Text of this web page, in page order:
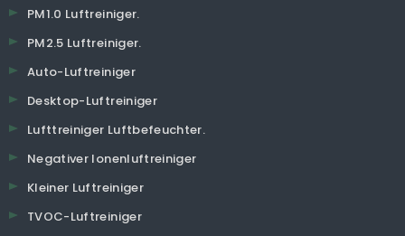
PM1.0 Luftreiniger.
PM2.5 Luftreiniger.
Auto-Luftreiniger
Desktop-Luftreiniger
Lufttreiniger Luftbefeuchter.
Negativer Ionenluftreiniger
Kleiner Luftreiniger
TVOC-Luftreiniger